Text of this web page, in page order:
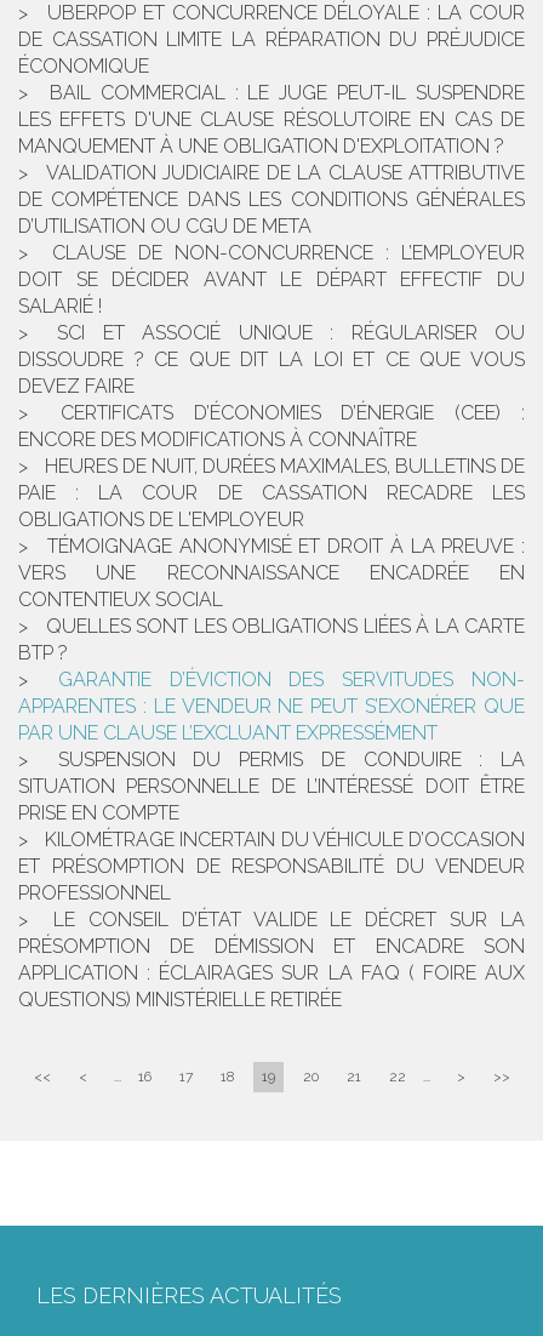
UBERPOP ET CONCURRENCE DÉLOYALE : LA COUR
DE CASSATION LIMITE LA RÉPARATION DU PRÉJUDICE
ÉCONOMIQUE
BAIL COMMERCIAL : LE JUGE PEUT-IL SUSPENDRE
LES EFFETS D'UNE CLAUSE RÉSOLUTOIRE EN CAS DE
MANQUEMENT À UNE OBLIGATION D'EXPLOITATION ?
VALIDATION JUDICIAIRE DE LA CLAUSE ATTRIBUTIVE
DE COMPÉTENCE DANS LES CONDITIONS GÉNÉRALES
D’UTILISATION OU CGU DE META
CLAUSE DE NON-CONCURRENCE : L’EMPLOYEUR
DOIT SE DÉCIDER AVANT LE DÉPART EFFECTIF DU
SALARIÉ !
SCI ET ASSOCIÉ UNIQUE : RÉGULARISER OU
DISSOUDRE ? CE QUE DIT LA LOI ET CE QUE VOUS
DEVEZ FAIRE
CERTIFICATS D’ÉCONOMIES D’ÉNERGIE (CEE) :
ENCORE DES MODIFICATIONS À CONNAÎTRE
HEURES DE NUIT, DURÉES MAXIMALES, BULLETINS DE
PAIE : LA COUR DE CASSATION RECADRE LES
OBLIGATIONS DE L'EMPLOYEUR
TÉMOIGNAGE ANONYMISÉ ET DROIT À LA PREUVE :
VERS UNE RECONNAISSANCE ENCADRÉE EN
CONTENTIEUX SOCIAL
QUELLES SONT LES OBLIGATIONS LIÉES À LA CARTE
BTP ?
GARANTIE D’ÉVICTION DES SERVITUDES NON-
APPARENTES : LE VENDEUR NE PEUT S’EXONÉRER QUE
PAR UNE CLAUSE L’EXCLUANT EXPRESSÉMENT
SUSPENSION DU PERMIS DE CONDUIRE : LA
SITUATION PERSONNELLE DE L’INTÉRESSÉ DOIT ÊTRE
PRISE EN COMPTE
KILOMÉTRAGE INCERTAIN DU VÉHICULE D’OCCASION
ET PRÉSOMPTION DE RESPONSABILITÉ DU VENDEUR
PROFESSIONNEL
LE CONSEIL D’ÉTAT VALIDE LE DÉCRET SUR LA
PRÉSOMPTION DE DÉMISSION ET ENCADRE SON
APPLICATION : ÉCLAIRAGES SUR LA FAQ ( FOIRE AUX
QUESTIONS) MINISTÉRIELLE RETIRÉE
<< < ... 16 17 18 19 20 21 22 ... > >>
LES DERNIÈRES ACTUALITÉS